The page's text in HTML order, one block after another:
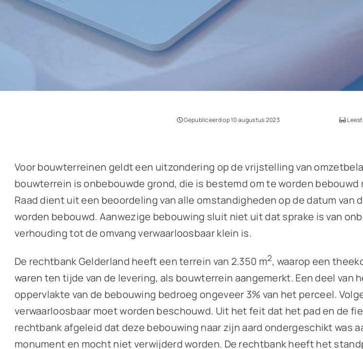
Gepubliceerd op 10 augustus 2023
Voor bouwterreinen geldt een uitzondering op de vrijstelling van
bouwterrein is onbebouwde grond, die is bestemd om te worden
Raad dient uit een beoordeling van alle omstandigheden op de datum
worden bebouwd. Aanwezige bebouwing sluit niet uit dat sprake is van
verhouding tot de omvang verwaarloosbaar klein is.
De rechtbank Gelderland heeft een terrein van 2.350 m2, waarop een
waren ten tijde van de levering, als bouwterrein aangemerkt. Een deel
oppervlakte van de bebouwing bedroeg ongeveer 3% van het perceel.
verwaarloosbaar moet worden beschouwd. Uit het feit dat het pad en de
rechtbank afgeleid dat deze bebouwing naar zijn aard ondergeschikt was
monument en mocht niet verwijderd worden. De rechtbank heeft het